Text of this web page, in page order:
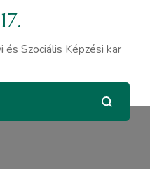
és Szociális Képzési kar